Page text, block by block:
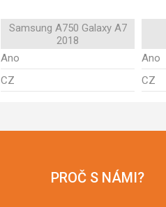
Samsung A750 Galaxy A7
2018
Ano Ano
CZ CZ
PROČ S NÁMI?